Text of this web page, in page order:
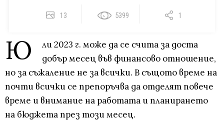
13 5399 1
Ю
ли 2023 г. може да се счита за доста
добър месец във финансово отношение,
но за съжаление не за всички. В същото време на
почти всички се препоръчва да отделят повече
време и внимание на работата и планирането
на бюджета през този месец.